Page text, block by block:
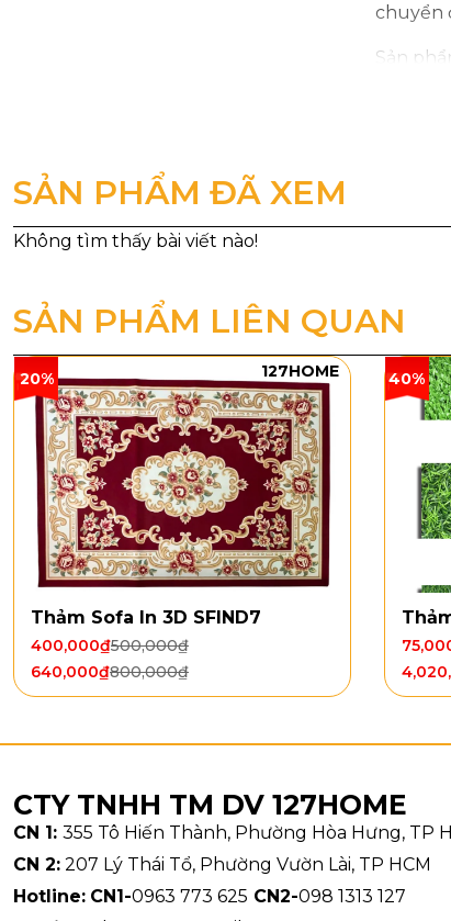
chuyển
Sản
mỹ lâu
Đế
SẢN PHẨM ĐÃ XEM
SẢN PHẨM LIÊN QUAN
20% 127HOME
Thảm Sofa In 3D SFIND7
500,000₫
400,000₫
800,000₫
640,000₫
40%
CTY TNHH TM DV 127HOME
CN 1: 355 Tô Hiến Thành, Phường Hòa Hưng, TP
CN 2: 207 Lý Thái Tổ, Phường Vườn Lài, TP HCM
Hotline: CN1-0963 773 625 CN2-098 1313 127